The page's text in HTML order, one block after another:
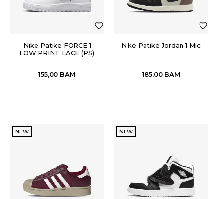
Nike Patike FORCE 1
LOW PRINT LACE (PS)
155,00 BAM
Nike Patike Jordan 1 Mid
185,00 BAM
NEW NEW